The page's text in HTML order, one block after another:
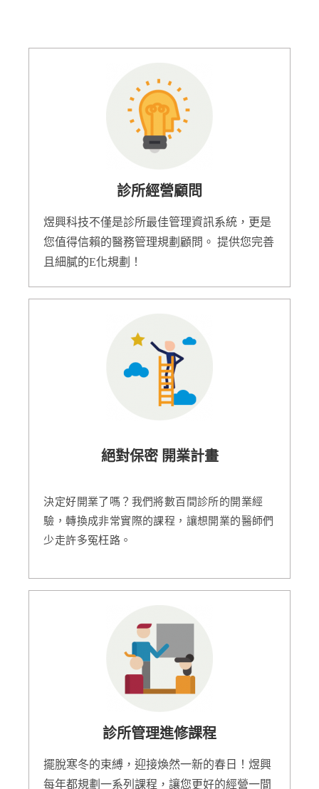
診所經營顧問
煜興科技不僅是診所最佳管理資訊系統，更是
您值得信賴的醫務管理規劃顧問。 提供您完善
且細膩的E化規劃！
絕對保密 開業計畫
決定好開業了嗎？我們將數百間診所的開業經
驗，轉換成非常實際的課程，讓想開業的醫師們
少走許多冤枉路。
診所管理進修課程
擺脫寒冬的束縛，迎接煥然一新的春日！煜興
每年都規劃一系列課程，讓您更好的經營一間